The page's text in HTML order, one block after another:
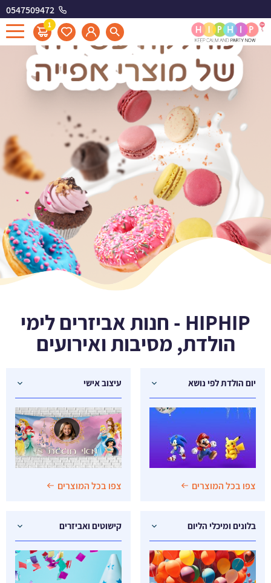
0547509472
1
HIPHIP - חנות אביזרים לימי
הולדת, מסיבות ואירועים
יום הולדת לפי נושא
צפו בכל המוצרים
עיצוב אישי
צפו בכל המוצרים
בלונים ומיכלי הליום קישוטים ואביזרים